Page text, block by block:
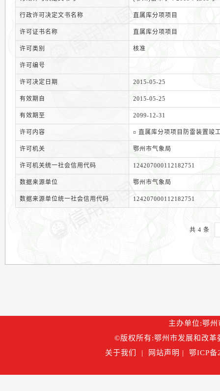
行政许可决定文书名称 直属库分项项目
许可证书名称 直属库分项项目
许可类别 核准
许可编号
许可决定日期 2015-05-25
有效期自 2015-05-25
有效期至 2099-12-31
许可内容 ¤ 直属库分项项目防雷装置竣
许可机关 鄂州市气象局
许可机关统一社会信用代码 124207000112182751
数据来源单位 鄂州市气象局
数据来源单位统一社会信用代码 124207000112182751
共 4 条
主办单位:鄂
©版权所有:鄂州市发展和改革
关于我们
| 网站声明 | 鄂ICP备